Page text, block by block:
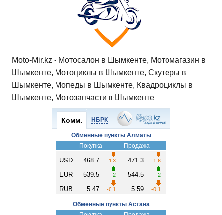
Moto-Mir.kz - Мотосалон в Шымкенте, Мотомагазин в
Шымкенте, Мотоциклы в Шымкенте, Скутеры в
Шымкенте, Мопеды в Шымкенте, Квадроциклы в
Шымкенте, Мотозапчасти в Шымкенте